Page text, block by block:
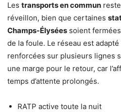
Les transports en commun
réveillon, bien que certaines
Champs-Élysées soient
de la foule. Le réseau est
renforcées sur plusieurs lignes
une marge pour le retour, car
temps d’attente prolongés.
RATP active toute la nuit